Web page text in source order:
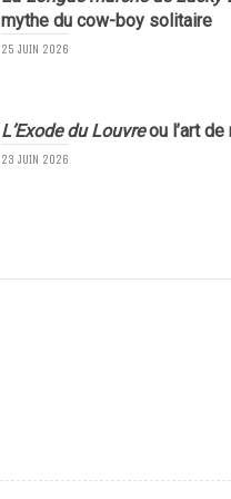
mythe du cow-boy solitaire
25 JUIN 2026
L’Exode du Louvreou l’art
23 JUIN 2026